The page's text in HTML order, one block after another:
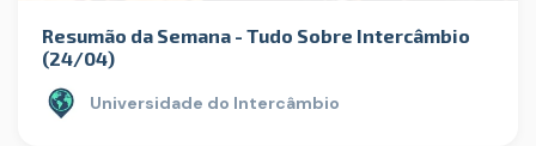
Resumão da Semana - Tudo Sobre Intercâmbio
(24/04)
Universidade do Intercâmbio